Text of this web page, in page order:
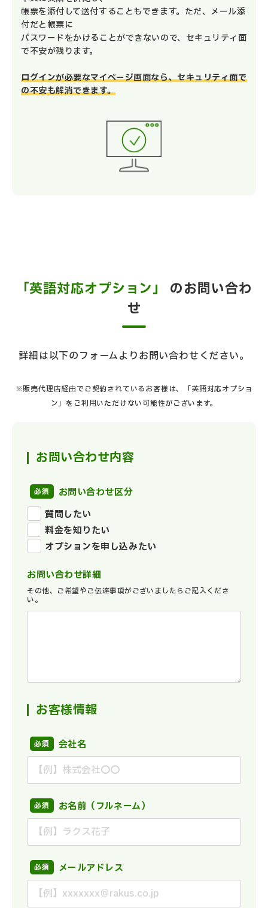
帳票を添付して送付することもできます。ただ、メール添
付だと帳票に
パスワードをかけることができないので、セキュリティ面
で不安が残ります。
ログインが必要なマイページ画面なら、セキュリティ面で
の不安も解消できます。
「英語対応オプション」 のお問い合わ
せ
詳細は以下のフォームよりお問い合わせください。
※販売代理店経由でご契約されているお客様は、「英語対応オプショ
ン」をご利用いただけない可能性がございます。
お問い合わせ内容
お問い合わせ区分
質問したい
料金を知りたい
オプションを申し込みたい
お問い合わせ詳細
その他、ご希望やご伝達事項がございましたらご記入くださ
い。
お客様情報
会社名
お名前（フルネーム）
メールアドレス